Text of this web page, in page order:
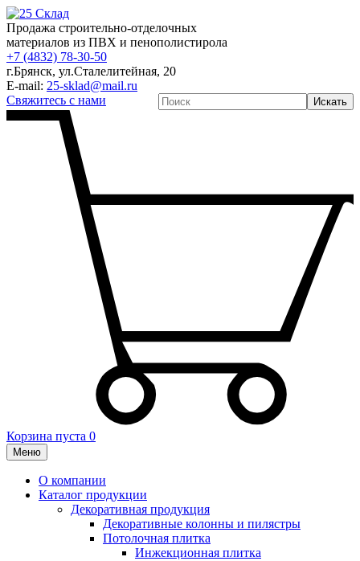
Продажа строительно-отделочных
материалов из ПВХ и пенополистирола
+7 (4832) 78-30-50
г.Брянск, ул.Сталелитейная, 20
E-mail: 25-sklad@mail.ru
Свяжитесь с нами
Искать
Корзина пуста 0
Меню
О компании
Каталог продукции
Декоративная продукция
Декоративные колонны и пилястры
Потолочная плитка
Инжекционная плитка